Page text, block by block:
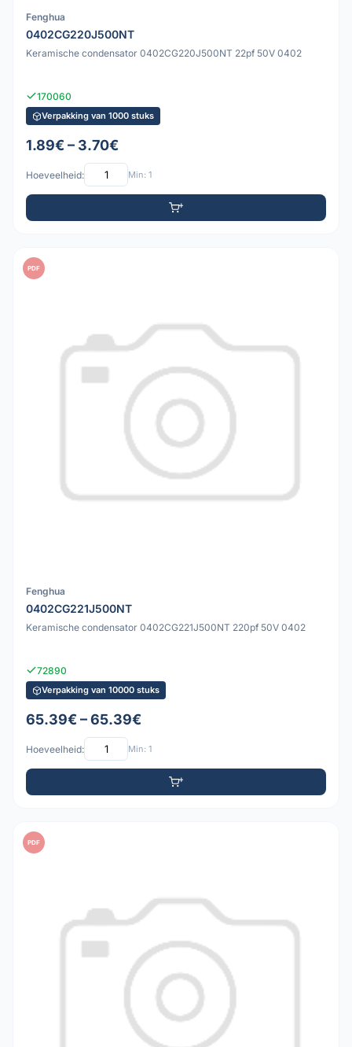
Fenghua
0402CG220J500NT
Keramische condensator 0402CG220J500NT 22pf 50V 0402
170060
Verpakking van 1000 stuks
1.89€ – 3.70€
Hoeveelheid: Min: 1
PDF
Fenghua
0402CG221J500NT
Keramische condensator 0402CG221J500NT 220pf 50V 0402
72890
Verpakking van 10000 stuks
65.39€ – 65.39€
Hoeveelheid: Min: 1
PDF